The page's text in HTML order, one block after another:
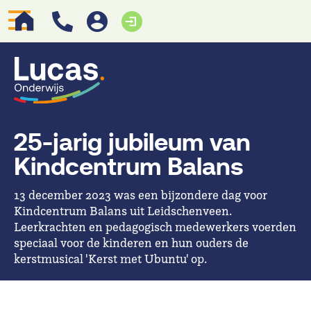
25-jarig jubileum van
Kindcentrum Balans
13 december 2023 was een bijzondere dag voor
Kindcentrum Balans uit Leidschenveen.
Leerkrachten en pedagogisch medewerkers voerden
speciaal voor de kinderen en hun ouders de
kerstmusical 'Kerst met Ubuntu' op.